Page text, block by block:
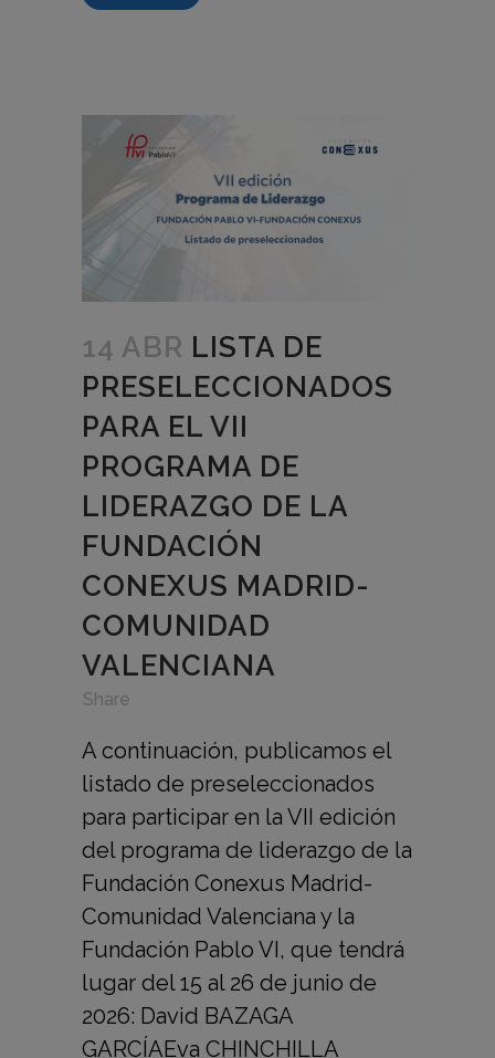
14 ABR LISTA DE
PRESELECCIONADOS
PARA EL VII
PROGRAMA DE
LIDERAZGO DE LA
FUNDACIÓN
CONEXUS MADRID-
COMUNIDAD
VALENCIANA
Share
A continuación, publicamos el
listado de preseleccionados
para participar en la VII edición
del programa de liderazgo de la
Fundación Conexus Madrid-
Comunidad Valenciana y la
Fundación Pablo VI, que tendrá
lugar del 15 al 26 de junio de
2026: David BAZAGA
GARCÍAEva CHINCHILLA